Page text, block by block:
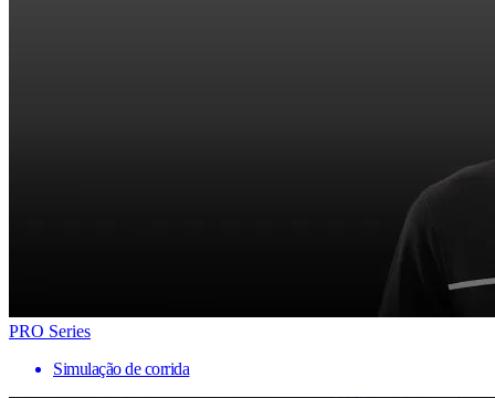
PRO Series
Simulação de corrida